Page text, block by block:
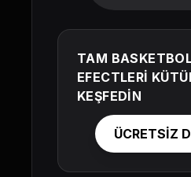
TAM
EFECTLERİ
KEŞFEDİN
ÜCRETSİZ